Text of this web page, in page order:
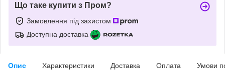
Що таке купити з Пром?
Замовлення під захистом
Доступна доставка
Опис Характеристики Доставка Оплата Умови